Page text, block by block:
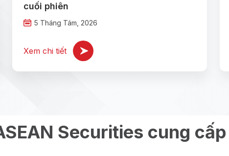
cuối phiên
5 Tháng Tám, 2026
Xem chi tiết
Securities cung cấp